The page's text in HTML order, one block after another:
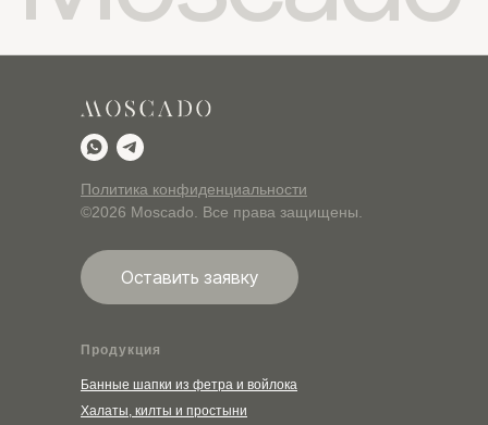
Продукция
Банные шапки из фетра и войлока
Халаты, килты и простыни
Политика конфиденциальности
©2026 Moscado. Все права защищены.
Оставить заявку